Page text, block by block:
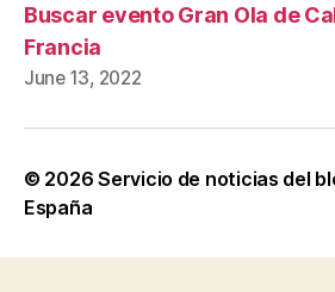
Buscar evento Gran Ola de
Francia
June 13, 2022
© 2026Servicio de noticias del
España